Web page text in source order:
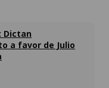
Dictan
a favor de Julio